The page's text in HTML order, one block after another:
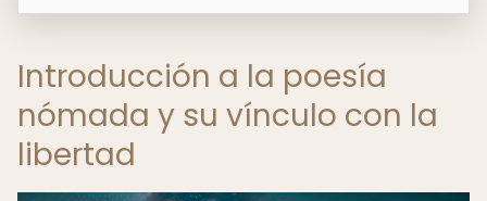
Introducción a la poesía
nómada y su vínculo con la
libertad